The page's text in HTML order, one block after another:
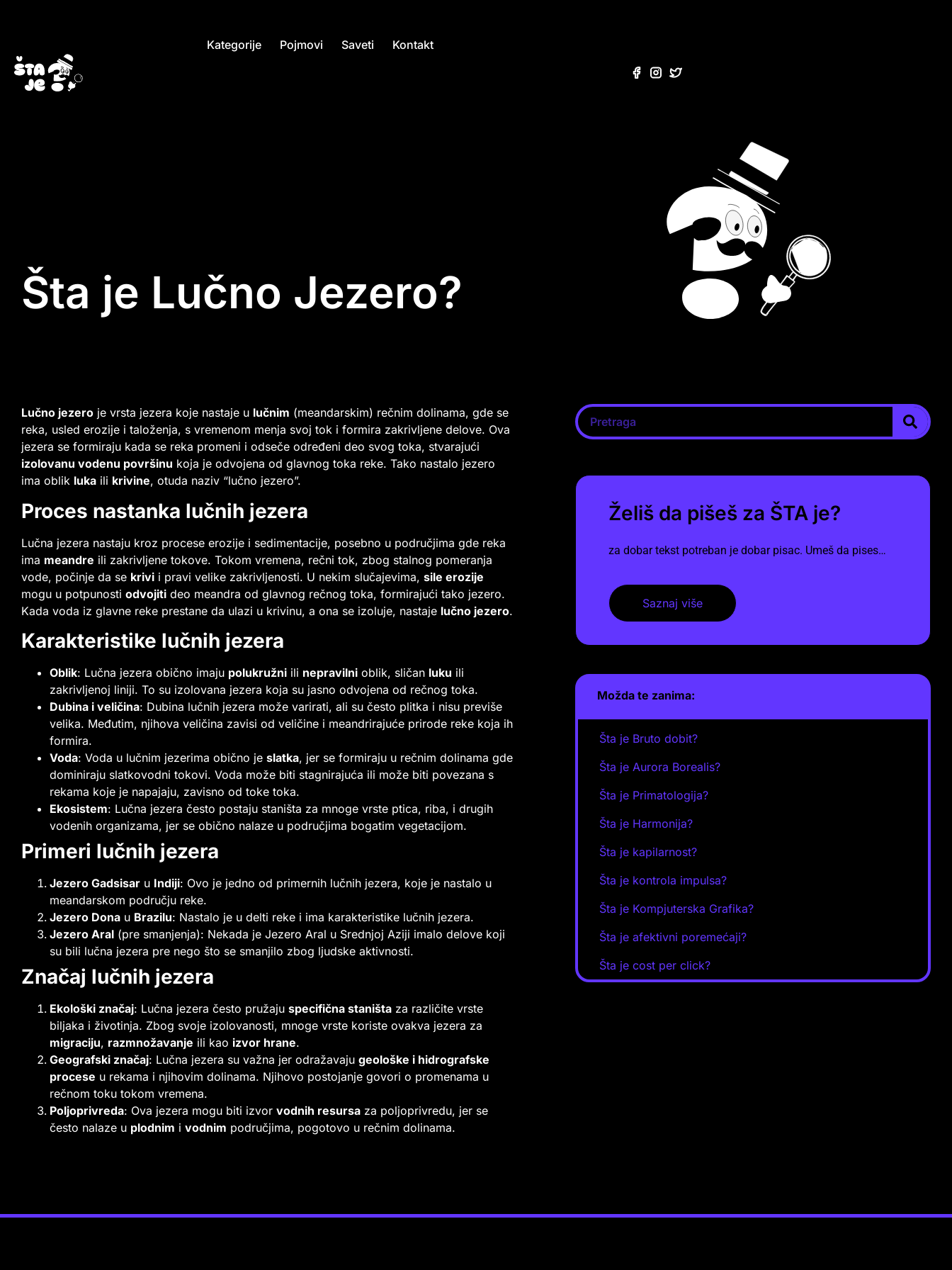
Kategorije Pojmovi Saveti Kontakt
Šta je Lučno Jezero?
Lučno jezero je vrsta jezera koje nastaje u lučnim (meandarskim) rečnim dolinama, gde se
reka, usled erozije i taloženja, s vremenom menja svoj tok i formira zakrivljene delove. Ova
jezera se formiraju kada se reka promeni i odseče određeni deo svog toka, stvarajući
izolovanu vodenu površinu koja je odvojena od glavnog toka reke. Tako nastalo jezero
ima oblik luka ili krivine, otuda naziv “lučno jezero”.
Proces nastanka lučnih jezera
Lučna jezera nastaju kroz procese erozije i sedimentacije, posebno u područjima gde reka
ima meandre ili zakrivljene tokove. Tokom vremena, rečni tok, zbog stalnog pomeranja
vode, počinje da se krivi i pravi velike zakrivljenosti. U nekim slučajevima, sile erozije
mogu u potpunosti odvojiti deo meandra od glavnog rečnog toka, formirajući tako jezero.
Kada voda iz glavne reke prestane da ulazi u krivinu, a ona se izoluje, nastaje lučno jezero.
Karakteristike lučnih jezera
Oblik: Lučna jezera obično imaju polukružni ili nepravilni oblik, sličan luku ili
zakrivljenoj liniji. To su izolovana jezera koja su jasno odvojena od rečnog toka.
Dubina i veličina: Dubina lučnih jezera može varirati, ali su često plitka i nisu previše
velika. Međutim, njihova veličina zavisi od veličine i meandrirajuće prirode reke koja ih
formira.
Voda: Voda u lučnim jezerima obično je slatka, jer se formiraju u rečnim dolinama gde
dominiraju slatkovodni tokovi. Voda može biti stagnirajuća ili može biti povezana s
rekama koje je napajaju, zavisno od toke toka.
Ekosistem: Lučna jezera često postaju staništa za mnoge vrste ptica, riba, i drugih
vodenih organizama, jer se obično nalaze u područjima bogatim vegetacijom.
Primeri lučnih jezera
Jezero Gadsisar u Indiji: Ovo je jedno od primernih lučnih jezera, koje je nastalo u
meandarskom području reke.
Jezero Dona u Brazilu: Nastalo je u delti reke i ima karakteristike lučnih jezera.
Jezero Aral (pre smanjenja): Nekada je Jezero Aral u Srednjoj Aziji imalo delove koji
su bili lučna jezera pre nego što se smanjilo zbog ljudske aktivnosti.
Značaj lučnih jezera
Ekološki značaj: Lučna jezera često pružaju specifična staništa za različite vrste
biljaka i životinja. Zbog svoje izolovanosti, mnoge vrste koriste ovakva jezera za
migraciju, razmnožavanje ili kao izvor hrane.
Geografski značaj: Lučna jezera su važna jer odražavaju geološke i hidrografske
procese u rekama i njihovim dolinama. Njihovo postojanje govori o promenama u
rečnom toku tokom vremena.
Poljoprivreda: Ova jezera mogu biti izvor vodnih resursa za poljoprivredu, jer se
često nalaze u plodnim i vodnim područjima, pogotovo u rečnim dolinama.
Želiš da pišeš za ŠTA je?
za dobar tekst potreban je dobar pisac. Umeš da pises…
Saznaj više
Možda te zanima:
Šta je Bruto dobit?
Šta je Aurora Borealis?
Šta je Primatologija?
Šta je Harmonija?
Šta je kapilarnost?
Šta je kontrola impulsa?
Šta je Kompjuterska Grafika?
Šta je afektivni poremećaji?
Šta je cost per click?